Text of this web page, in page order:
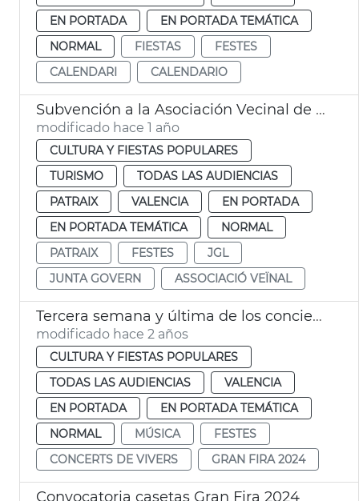
EN PORTADA
EN PORTADA TEMÁTICA
NORMAL
FIESTAS
FESTES
CALENDARI
CALENDARIO
Subvención a la Asociación Vecinal de Patraix
modificado hace 1 año
CULTURA Y FIESTAS POPULARES
TURISMO
TODAS LAS AUDIENCIAS
PATRAIX
VALENCIA
EN PORTADA
EN PORTADA TEMÁTICA
NORMAL
PATRAIX
FESTES
JGL
JUNTA GOVERN
ASSOCIACIÓ VEÏNAL
Tercera semana y última de los conciertos de Viveros
modificado hace 2 años
CULTURA Y FIESTAS POPULARES
TODAS LAS AUDIENCIAS
VALENCIA
EN PORTADA
EN PORTADA TEMÁTICA
NORMAL
MÚSICA
FESTES
CONCERTS DE VIVERS
GRAN FIRA 2024
Convocatoria casetas Gran Fira 2024